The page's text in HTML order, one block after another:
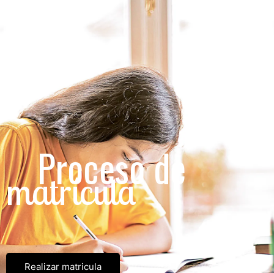
Proceso de
matrícula
Realizar matricula